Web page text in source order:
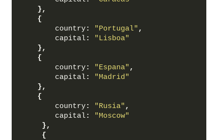
},
{
        country
: "Portugal" ,
        capital
:
"Lisboa"
},
{
        country
: "Espana" ,
        capital
:
"Madrid"
},
{
        country
: "Rusia" ,
        capital
:
"Moscow"
},
{